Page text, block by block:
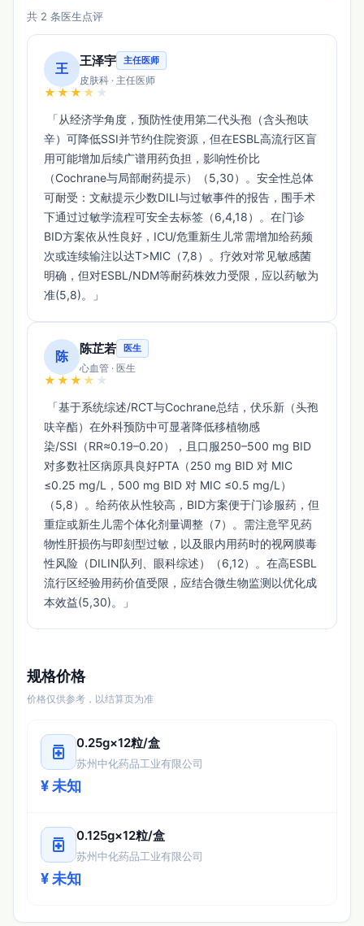
妊娠期：说明书未提供明确分类，需在获益大于风险时使用；
考虑母乳喂养对婴儿的益处；儿童：≥3个月可用于急性中耳炎
和上颌窦炎，需能整片吞服；老年人：无需调整剂量，但应考
虑肾功能变化；肾功能不全：需调整剂量；肝功能不全：无需
机制：抑制细菌细胞壁合成；抗菌谱：对多种革兰氏阳性菌和
阴性菌有效，包括产β-内酰胺酶菌株。PK结论：口服后迅速水
解为头孢呋辛，与食物同服提高生物利用度；主要经肾排泄，
半衰期约1-2小时，肾功能不全时延长。
【修订与来源提示】
说明书最新修订日期为2025年1月。文本含非说明书内容，已
不用于临床要点抽取。
共 2 条医生点评
王 王泽宇 主任医师
皮肤科 · 主任医师
★ ★ ★ ★ ★
辛）可降低SSI并节约住院资源，但在ESBL高流行区盲
用可能增加后续广谱用药负担，影响性价比
（Cochrane与局部耐药提示）（5,30）。安全性总体
可耐受：文献提示少数DILI与过敏事件的报告，围手术
下通过过敏学流程可安全去标签（6,4,18）。在门诊
BID方案依从性良好，ICU/危重新生儿常需增加给药频
次或连续输注以达T>MIC（7,8）。疗效对常见敏感菌
明确，但对ESBL/NDM等耐药株效力受限，应以药敏为
准(5,8)。」
陈 陈芷若 医生
心血管 · 医生
★ ★ ★ ★ ★
呋辛酯）在外科预防中可显著降低移植物感
染/SSI（RR≈0.19–0.20），且口服250–500 mg BID
对多数社区病原具良好PTA（250 mg BID 对 MIC
≤0.25 mg/L，500 mg BID 对 MIC ≤0.5 mg/L）
（5,8）。给药依从性较高，BID方案便于门诊服药，但
重症或新生儿需个体化剂量调整（7）。需注意罕见药
物性肝损伤与即刻型过敏，以及眼内用药时的视网膜毒
性风险（DILIN队列、眼科综述）（6,12）。在高ESBL
流行区经验用药价值受限，应结合微生物监测以优化成
本效益(5,30)。」
规格价格
价格仅供参考，以结算页为准
medication 0.25g×12粒/盒
苏州中化药品工业有限公司
¥ 未知
medication 0.125g×12粒/盒
苏州中化药品工业有限公司
¥ 未知